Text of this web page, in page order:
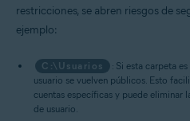
restricciones, se abren riesgos de
ejemplo:
C:\Usuarios
: Si esta carpeta
usuario se vuelven públicos. Esto
cuentas específicas y puede eliminar
de usuario.